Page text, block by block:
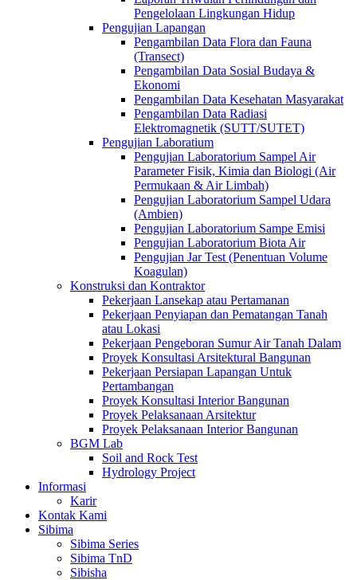
Pengelolaan Lingkungan Hidup
Pengujian Lapangan
Pengambilan Data Flora dan Fauna
(Transect)
Pengambilan Data Sosial Budaya &
Ekonomi
Pengambilan Data Kesehatan Masyarakat
Pengambilan Data Radiasi
Elektromagnetik (SUTT/SUTET)
Pengujian Laboratium
Pengujian Laboratorium Sampel Air
Parameter Fisik, Kimia dan Biologi (Air
Permukaan & Air Limbah)
Pengujian Laboratorium Sampel Udara
(Ambien)
Pengujian Laboratorium Sampe Emisi
Pengujian Laboratorium Biota Air
Pengujian Jar Test (Penentuan Volume
Koagulan)
Konstruksi dan Kontraktor
Pekerjaan Lansekap atau Pertamanan
Pekerjaan Penyiapan dan Pematangan Tanah
atau Lokasi
Pekerjaan Pengeboran Sumur Air Tanah Dalam
Proyek Konsultasi Arsitektural Bangunan
Pekerjaan Persiapan Lapangan Untuk
Pertambangan
Proyek Konsultasi Interior Bangunan
Proyek Pelaksanaan Arsitektur
Proyek Pelaksanaan Interior Bangunan
BGM Lab
Soil and Rock Test
Hydrology Project
Informasi
Karir
Kontak Kami
Sibima
Sibima Series
Sibima TnD
Sibisha